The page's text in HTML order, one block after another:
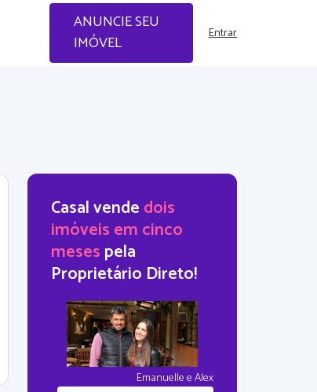
ANUNCIE SEU
IMÓVEL
Entrar
Casal vendedois
imóveis em cinco
mesespela
Proprietário Direto!
Emanuelle e Alex